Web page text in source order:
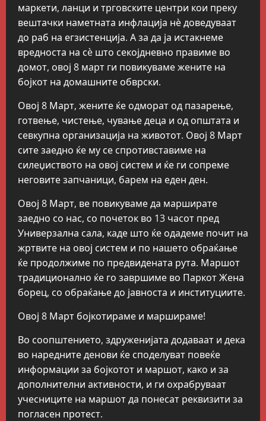
маркети, ланци и трговските центри кои преку
вештачки наметната инфлација нѐ доведуваат
до раб на егзистенција. А за да ја истакнеме
вредноста на сè што секојдневно правиме во
домот, овој 8 март ги повикуваме жените на
бојкот на домашните обврски.
Овој 8 Март, жените ќе одморат од пазарење,
готвење, чистење, чување деца и од општата и
севкупна организација на животот. Овој 8 Март
сите заедно ќе му се спротивставиме на
силеџиството на овој систем и ќе ги сопреме
неговите запчаници, барем на еден ден.
Овој 8 Март, ве повикуваме да марширате
заедно со нас, со почеток во 13 часот пред
Универзална сала, каде што ќе одадеме почит на
жртвите на овој систем и по нашето обраќање
ќе продолжиме по предвидената рута. Маршот
традиционално ќе го завршиме во Паркот Жена
борец, со обраќање до јавноста и институциите.
Овој 8 Март бојкотираме и маршираме!
Во соопштението, здруженијата додаваат и дека
во наредните денови ќе споделуват повеќе
информации за бојкотот и маршот, како и за
дополнителни активности, и ги охрабруваат
учесниците на маршот да понесат реквизити за
погласен протест.